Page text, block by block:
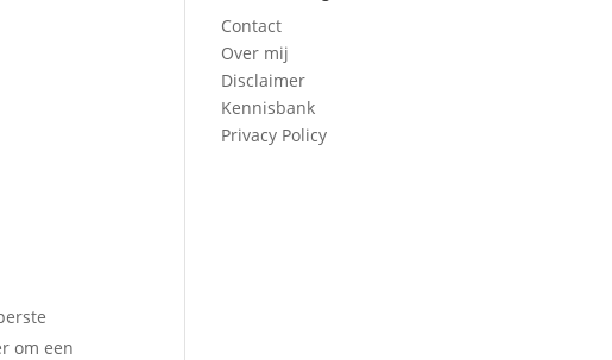
om een
Contact
Over mij
Disclaimer
Kennisbank
Privacy Policy